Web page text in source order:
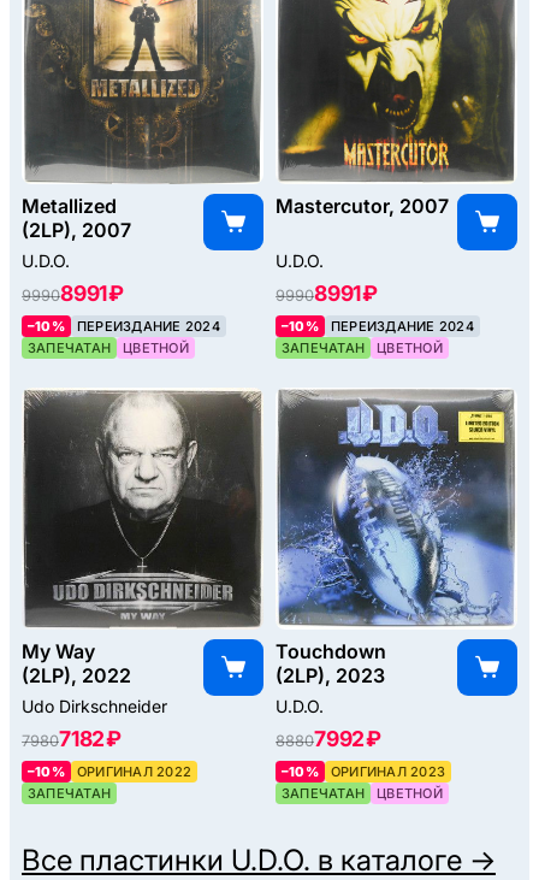
Metallized
(2LP), 2007
U.D.O.
99908991 ₽
–10%
ПЕРЕИЗДАНИЕ 2024
ЗАПЕЧАТАН
ЦВЕТНОЙ
Mastercutor, 2007
U.D.O.
99908991 ₽
–10%
ПЕРЕИЗДАНИЕ 2024
ЗАПЕЧАТАН
ЦВЕТНОЙ
My Way
(2LP), 2022
Udo Dirkschneider
79807182 ₽
–10%
ОРИГИНАЛ 2022
ЗАПЕЧАТАН
Touchdown
(2LP), 2023
U.D.O.
88807992 ₽
–10%
ОРИГИНАЛ 2023
ЗАПЕЧАТАН
ЦВЕТНОЙ
Все пластинки U.D.O. в каталоге →